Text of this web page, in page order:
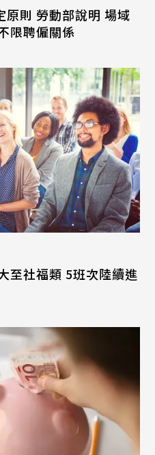
原則 勞動部說明 場域
限聘僱關係
至社福類 5班次陸續進